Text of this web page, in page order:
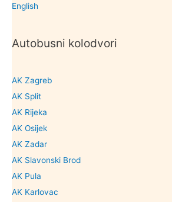
English
Autobusni kolodvori
AK Zagreb
AK Split
AK Rijeka
AK Osijek
AK Zadar
AK Slavonski Brod
AK Pula
AK Karlovac